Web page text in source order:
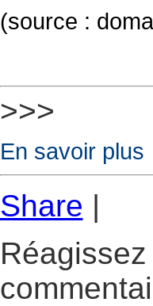
(source :
>>>
En savoir plus
Share |